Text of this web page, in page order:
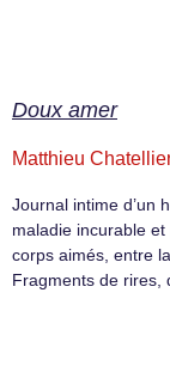
Doux amer
Matthieu Chatellier
Journal intime d’un
maladie incurable
corps aimés, entre
Fragments de rires,